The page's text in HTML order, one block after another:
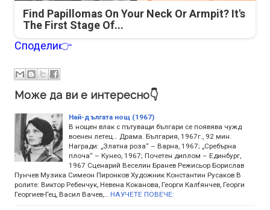
Find Papillomas On Your Neck Or Armpit? It's
The First Stage Of...
Сподели👉
Може да ви е интересно👇
Най-дългата нощ (1967)
В нощен влак с пътуващи българи се появява чужд
военен летец… Драма. България, 1967г., 92 мин.
Награди: „Златна роза“ – Варна, 1967; „Сребърна
плоча“ – Кунео, 1967; Почетен диплом – Единбург,
1967 Сценарий Веселин Бранев Режисьор Борислав
Пунчев Музика Симеон Пиронков Художник Константин Русаков В
ролите: Виктор Ребенчук, Невена Коканова, Георги Калfянчев, Георги
Георгиев-Гец, Васил Вачев,…
НАУЧЕТЕ ПОВЕЧЕ: